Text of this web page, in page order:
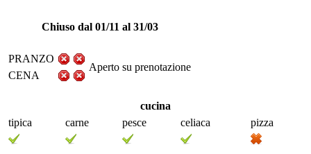
Chiuso dal 01/11 al 31/03
PRANZO
Aperto su prenotazione
CENA
cucina
tipica
carne pesce celiaca pizza